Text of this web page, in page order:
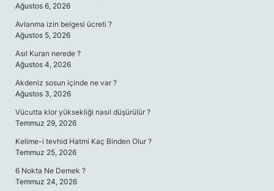
Ağustos 6, 2026
Avlanma izin belgesi ücreti ?
Ağustos 5, 2026
Asıl Kuran nerede ?
Ağustos 4, 2026
Akdeniz sosun içinde ne var ?
Ağustos 3, 2026
Vücutta klor yüksekliği nasıl düşürülür ?
Temmuz 29, 2026
Kelime-i tevhid Hatmi Kaç Binden Olur ?
Temmuz 25, 2026
6 Nokta Ne Demek ?
Temmuz 24, 2026